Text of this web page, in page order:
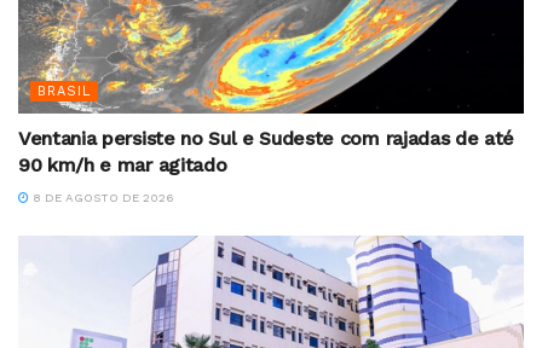
BRASIL
Ventania persiste no Sul e Sudeste com rajadas de até
90 km/h e mar agitado
8 DE AGOSTO DE 2026